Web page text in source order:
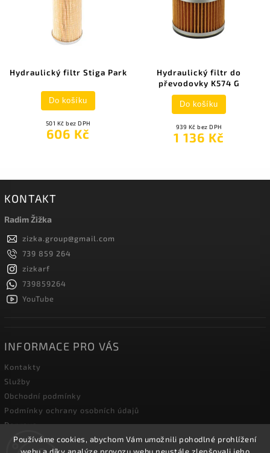
Používáme cookies, abychom Vám umožnili pohodlné prohlížení
Hydraulický filtr Stiga Park
501 Kč bez DPH
606 Kč
Do košíku
Hydraulický filtr do
převodovky K574 G
939 Kč bez DPH
1 136 Kč
Do košíku
KONTAKT
Radim Žižka
zizka.group@gmail.com
739 859 264
zizkarf
739859264
YouTube
INFORMACE PRO VÁS
Kontakty
Služby
Obchodní podmínky
Podmínky ochrany osobních údajů
Doprava
Blog zahradní techniky